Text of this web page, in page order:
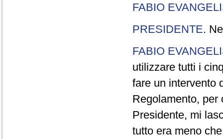
FABIO
PRESIDENTE.
FABIO
utilizzare tutti i
fare un intervento
Regolamento, per
Presidente, mi
tutto era meno